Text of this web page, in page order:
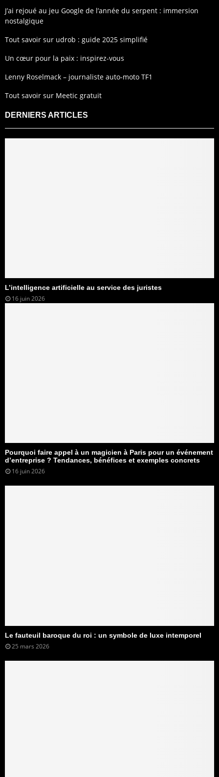
J’ai rejoué au jeu Google de l’année du serpent : immersion
nostalgique
Tout savoir sur udrob : guide 2025 simplifié
Un cœur pour la paix : inspirez-vous
Lenny Roselmack – journaliste auto-moto TF1
Tout savoir sur Meetic gratuit
DERNIERS ARTICLES
L’intelligence artificielle au service des juristes
16 juin 2026
Pourquoi faire appel à un magicien à Paris pour un événement
d’entreprise ? Tendances, bénéfices et exemples concrets
16 juin 2026
Le fauteuil baroque du roi : un symbole de luxe intemporel
25 mars 2026